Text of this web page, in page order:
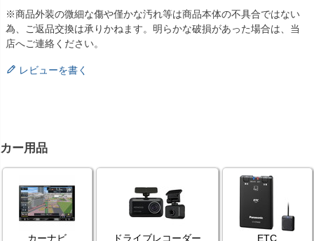
※商品外装の微細な傷や僅かな汚れ等は商品本体の不具合ではない
為、ご返品交換は承りかねます。明らかな破損があった場合は、当
店へご連絡ください。
レビューを書く
カー用品
カーナビ ドライブレコーダー ETC